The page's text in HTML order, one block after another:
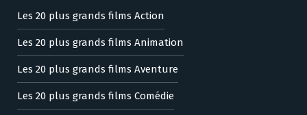
Les 20 plus grands films Action
Les 20 plus grands films Animation
Les 20 plus grands films Aventure
Les 20 plus grands films Comédie